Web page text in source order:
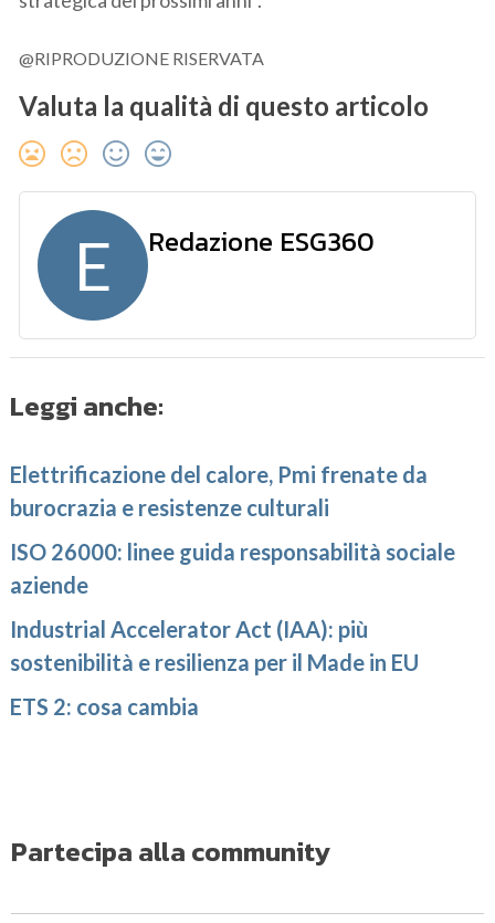
@RIPRODUZIONE RISERVATA
Valuta la qualità di questo articolo
E Redazione ESG360
Leggi anche:
Elettrificazione del calore, Pmi frenate da
burocrazia e resistenze culturali
ISO 26000: linee guida responsabilità sociale
aziende
Industrial Accelerator Act (IAA): più
sostenibilità e resilienza per il Made in EU
ETS 2: cosa cambia
Partecipa alla community